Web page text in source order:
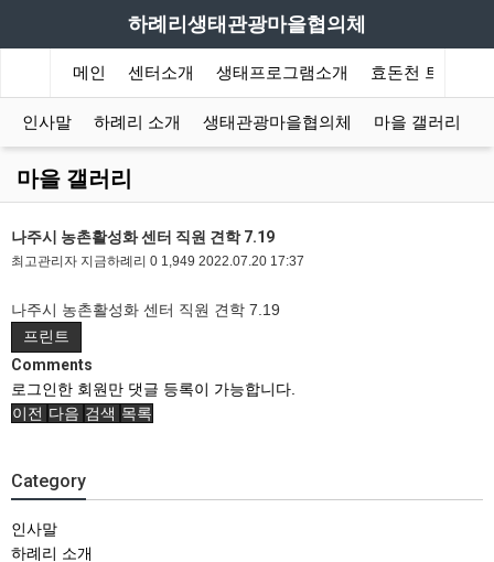
하례리생태관광마을협의체
메인 센터소개 생태프로그램소개 효돈천 트레킹
인사말 하례리 소개 생태관광마을협의체 마을 갤러리
마을 갤러리
나주시 농촌활성화 센터 직원 견학 7.19
최고관리자 지금하례리 0 1,949 2022.07.20 17:37
나주시 농촌활성화 센터 직원 견학 7.19
프린트
Comments
로그인한 회원만 댓글 등록이 가능합니다.
이전 다음 검색 목록
Category
인사말
하례리 소개